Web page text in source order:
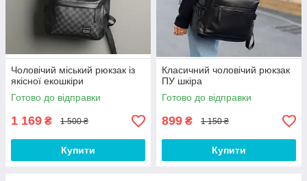
Чоловічий міський рюкзак із
якісної екошкіри
Готово до відправки
1 169 ₴ 1 500 ₴
Купити
Класичний чоловічий рюкзак
ПУ шкіра
Готово до відправки
899 ₴ 1 150 ₴
Купити